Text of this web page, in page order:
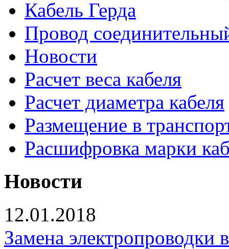
Кабель Герда
Провод
Новости
Расчет веса кабеля
Расчет диаметра кабеля
Размещение в
Расшифровка марки
Новости
12.01.2018
Замена электропроводки